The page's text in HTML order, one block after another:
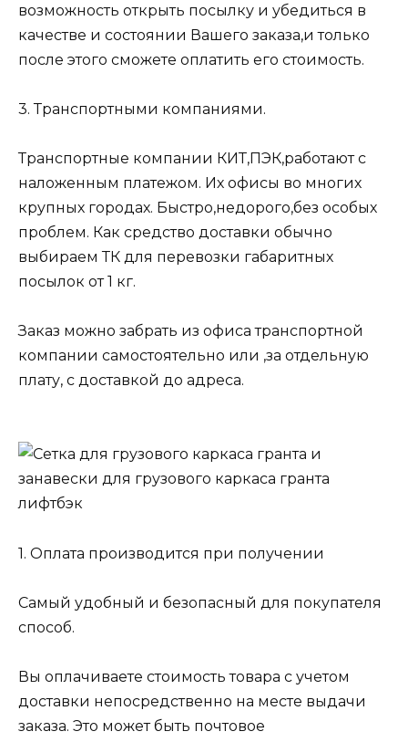
возможность открыть посылку и убедиться в
качестве и состоянии Вашего заказа,и только
после этого сможете оплатить его стоимость.
3. Транспортными компаниями.
Транспортные компании КИТ,ПЭК,работают с
наложенным платежом. Их офисы во многих
крупных городах. Быстро,недорого,без особых
проблем. Как средство доставки обычно
выбираем ТК для перевозки габаритных
посылок от 1 кг.
Заказ можно забрать из офиса транспортной
компании самостоятельно или ,за отдельную
плату, с доставкой до адреса.
1. Оплата производится при получении
Самый удобный и безопасный для покупателя
способ.
Вы оплачиваете стоимость товара с учетом
доставки непосредственно на месте выдачи
заказа. Это может быть почтовое